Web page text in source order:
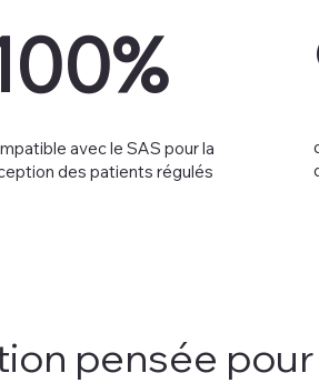
avec le SAS pour la
des patients régulés
pensée pour